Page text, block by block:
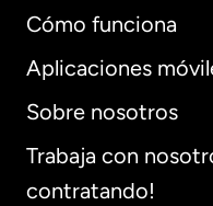
Cómo funciona
Aplicaciones
Sobre nosotros
Trabaja con
contratando!